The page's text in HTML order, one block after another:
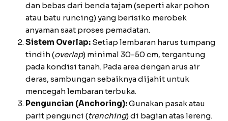
dan bebas dari benda tajam (seperti akar pohon
atau batu runcing) yang berisiko merobek
anyaman saat proses pemadatan.
Sistem Overlap: Setiap lembaran harus tumpang
tindih (overlap) minimal 30-50 cm, tergantung
pada kondisi tanah. Pada area dengan arus air
deras, sambungan sebaiknya dijahit untuk
mencegah lembaran terbuka.
Penguncian (Anchoring):Gunakan pasak atau
parit pengunci (trenching) di bagian atas lereng.